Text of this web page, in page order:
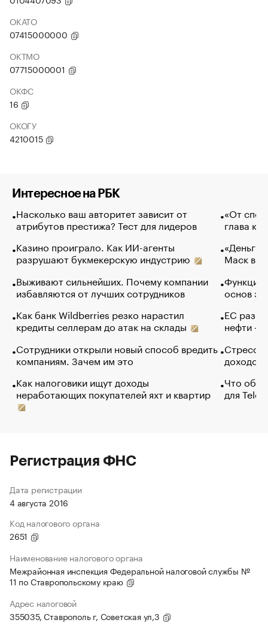
ОКАТО
07415000000
ОКТМО
07715000001
ОКФС
16
ОКОГУ
4210015
Интересное на РБК
Насколько ваш авторитет зависит от
атрибутов престижа? Тест для лидеров
Казино проиграло. Как ИИ-агенты
разрушают букмекерскую индустрию
Выживают сильнейших. Почему компании
избавляются от лучших сотрудников
Как банк Wildberries резко нарастил
кредиты селлерам до атак на склады
Сотрудники открыли новый способ вредить
компаниям. Зачем им это
Как налоговики ищут доходы
неработающих покупателей яхт и квартир
«От
глава
«Деньги
Маск в
Функции
основ
ЕС
нефти —
Стресс
доходов
Что
для
Регистрация ФНС
Дата регистрации
4 августа 2016
Код налогового органа
2651
Наименование налогового органа
Межрайонная инспекция Федеральной налоговой службы №
11 по Ставропольскому краю
Адрес налоговой
355035, Ставрополь г, Советская ул,3